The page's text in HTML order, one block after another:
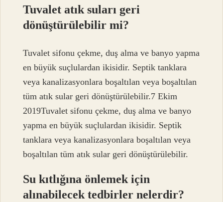
Tuvalet atık suları geri
dönüştürülebilir mi?
Tuvalet sifonu çekme, duş alma ve banyo yapma
en büyük suçlulardan ikisidir. Septik tanklara
veya kanalizasyonlara boşaltılan veya boşaltılan
tüm atık sular geri dönüştürülebilir.7 Ekim
2019Tuvalet sifonu çekme, duş alma ve banyo
yapma en büyük suçlulardan ikisidir. Septik
tanklara veya kanalizasyonlara boşaltılan veya
boşaltılan tüm atık sular geri dönüştürülebilir.
Su kıtlığına önlemek için
alınabilecek tedbirler nelerdir?